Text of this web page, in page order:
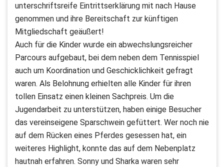
unterschriftsreife Eintrittserklärung mit nach Hause
genommen und ihre Bereitschaft zur künftigen
Mitgliedschaft geäußert!
Auch für die Kinder wurde ein abwechslungsreicher
Parcours aufgebaut, bei dem neben dem Tennisspiel
auch um Koordination und Geschicklichkeit gefragt
waren. Als Belohnung erhielten alle Kinder für ihren
tollen Einsatz einen kleinen Sachpreis. Um die
Jugendarbeit zu unterstützen, haben einige Besucher
das vereinseigene Sparschwein gefüttert. Wer noch nie
auf dem Rücken eines Pferdes gesessen hat, ein
weiteres Highlight, konnte das auf dem Nebenplatz
hautnah erfahren. Sonny und Sharka waren sehr